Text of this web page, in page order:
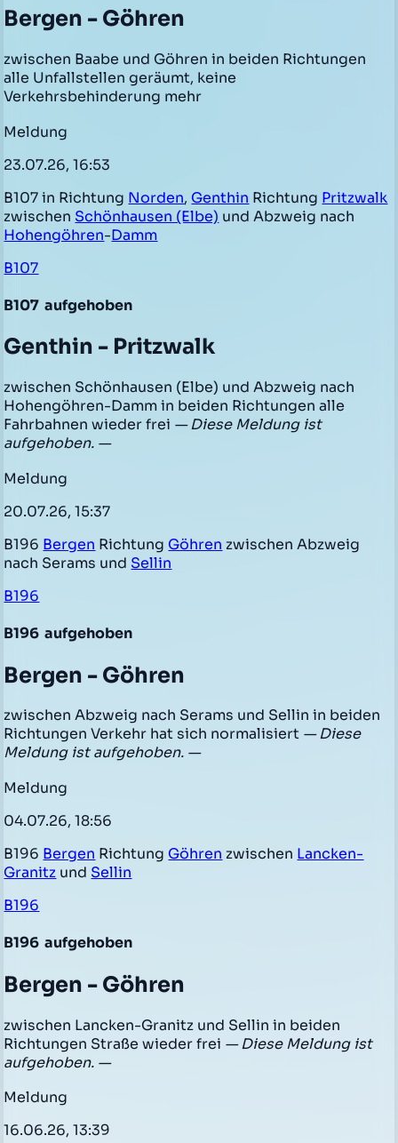
Bergen - Göhren
zwischen Baabe und Göhren in beiden Richtungen
alle Unfallstellen geräumt, keine
Verkehrsbehinderung mehr
Meldung
23.07.26, 16:53
B107 in Richtung Norden, Genthin Richtung Pritzwalk
zwischen Schönhausen (Elbe) und Abzweig nach
Hohengöhren-Damm
B107
B107 aufgehoben
Genthin - Pritzwalk
zwischen Schönhausen (Elbe) und Abzweig nach
Hohengöhren-Damm in beiden Richtungen alle
Fahrbahnen wieder frei — Diese Meldung ist
aufgehoben. —
Meldung
20.07.26, 15:37
B196 Bergen Richtung Göhren zwischen Abzweig
nach Serams und Sellin
B196
B196 aufgehoben
Bergen - Göhren
zwischen Abzweig nach Serams und Sellin in beiden
Richtungen Verkehr hat sich normalisiert — Diese
Meldung ist aufgehoben. —
Meldung
04.07.26, 18:56
B196 Bergen Richtung Göhren zwischen Lancken-
Granitz und Sellin
B196
B196 aufgehoben
Bergen - Göhren
zwischen Lancken-Granitz und Sellin in beiden
Richtungen Straße wieder frei — Diese Meldung ist
aufgehoben. —
Meldung
16.06.26, 13:39